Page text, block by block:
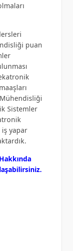
puan
Sistemler
yapar